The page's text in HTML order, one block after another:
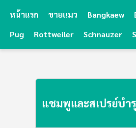
หน้าแรก ขายแมว Bangkaew
Pug
Rottweiler Schnauzer
แชมพูและสเปรย์บำ